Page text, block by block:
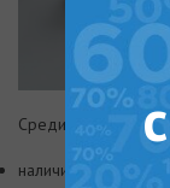
Среди
наличие